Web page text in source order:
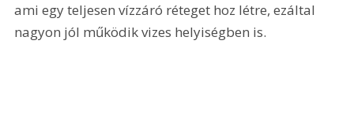
ami egy teljesen vízzáró réteget hoz létre, ezáltal
nagyon jól működik vizes helyiségben is.